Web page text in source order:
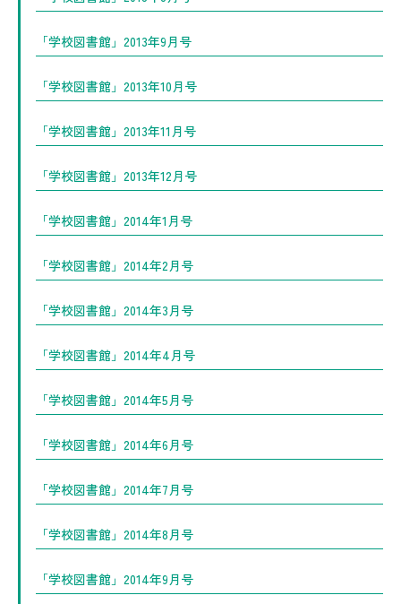
「学校図書館」2013年9月号
「学校図書館」2013年10月号
「学校図書館」2013年11月号
「学校図書館」2013年12月号
「学校図書館」2014年1月号
「学校図書館」2014年2月号
「学校図書館」2014年3月号
「学校図書館」2014年4月号
「学校図書館」2014年5月号
「学校図書館」2014年6月号
「学校図書館」2014年7月号
「学校図書館」2014年8月号
「学校図書館」2014年9月号